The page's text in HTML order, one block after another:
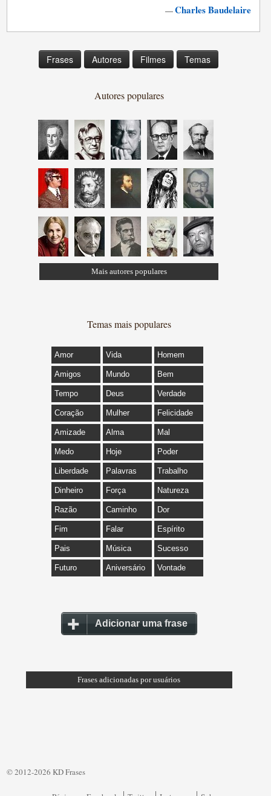
—Charles Baudelaire
Frases Autores Filmes Temas
Autores populares
Mais autores populares
Temas mais populares
Amor Vida Homem
Amigos Mundo Bem
Tempo Deus Verdade
Coração Mulher Felicidade
Amizade Alma Mal
Medo Hoje Poder
Liberdade Palavras Trabalho
Dinheiro Força Natureza
Razão Caminho Dor
Fim Falar Espírito
Pais Música Sucesso
Futuro Aniversário Vontade
Adicionar uma frase
Frases adicionadas por usuários
© 2012-2026 KD Frases